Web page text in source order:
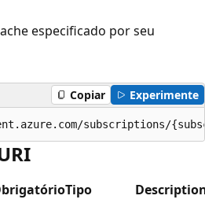
especificado por seu
Copiar Experimente
subscriptions/
Tipo